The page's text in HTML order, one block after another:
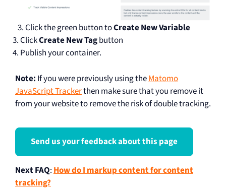
Click the green button toCreate New Variable
ClickCreate New Tagbutton
Publish your container.
Note: If you were previously using theMatomo
JavaScript Trackerthen make sure that you remove it
from your website to remove the risk of double tracking.
Send us your feedback about this page
Next FAQ: How do I markup content for content
tracking?